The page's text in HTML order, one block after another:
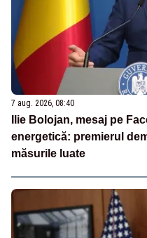
7 aug. 2026, 08:40
Ilie Bolojan, mesaj pe
energetică: premierul
măsurile luate